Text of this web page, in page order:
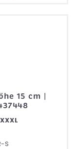
15 cm |
S